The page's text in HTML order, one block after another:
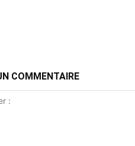
COMMENTAIRE